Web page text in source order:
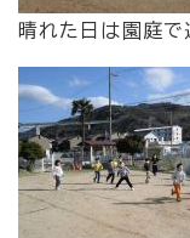
晴れた日は園庭で